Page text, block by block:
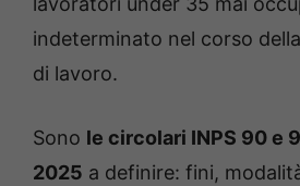
indeterminato nel corso
di lavoro.
Sono le circolari INPS 90 e
2025 a definire: fini,